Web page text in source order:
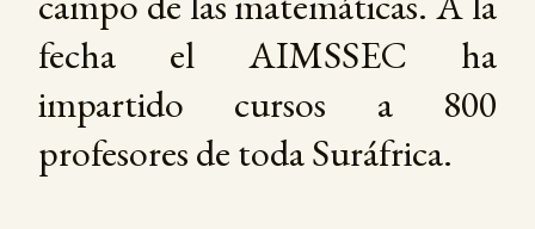
fecha el AIMSSEC ha
impartido cursos a 800
profesores de toda Suráfrica.